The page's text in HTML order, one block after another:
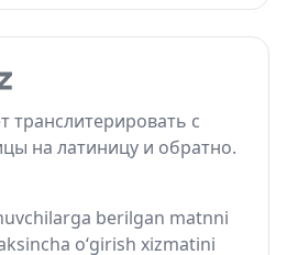
с
на латиницу и обратно.
berilgan matnni
o‘girish xizmatini